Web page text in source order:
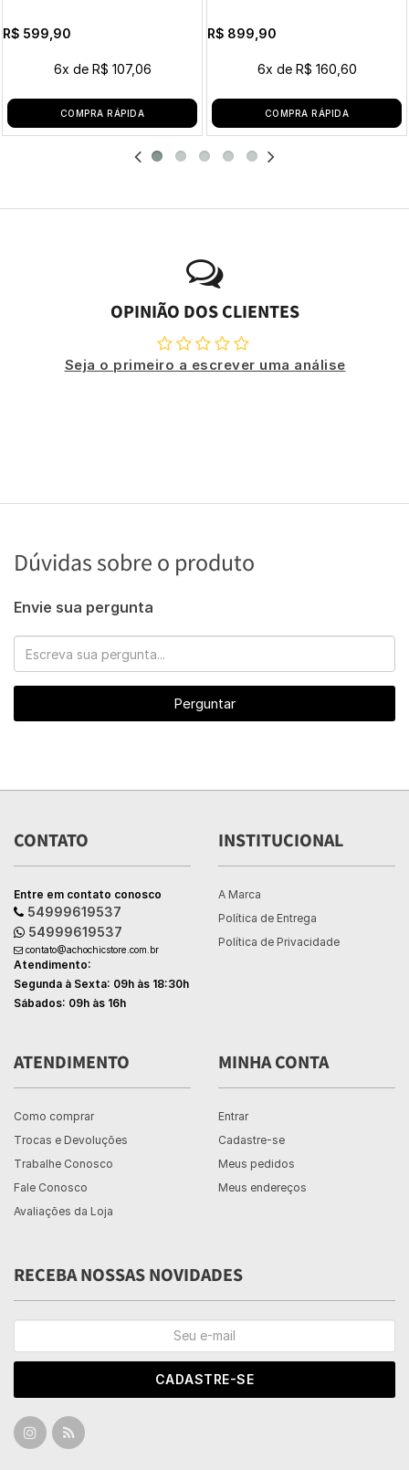
R$ 599,90
6x de R$ 107,06
COMPRA RÁPIDA
R$ 899,90
6x de R$ 160,60
COMPRA RÁPIDA
OPINIÃO DOS CLIENTES
Seja o primeiro a escrever uma análise
Dúvidas sobre o produto
Envie sua pergunta
Perguntar
CONTATO
Entre em contato conosco
54999619537
54999619537
contato@achochicstore.com.br
Atendimento:
Segunda à Sexta: 09h às 18:30h
Sábados: 09h às 16h
INSTITUCIONAL
A Marca
Política de Entrega
Política de Privacidade
ATENDIMENTO
Como comprar
Trocas e Devoluções
Trabalhe Conosco
Fale Conosco
Avaliações da Loja
MINHA CONTA
Entrar
Cadastre-se
Meus pedidos
Meus endereços
RECEBA NOSSAS NOVIDADES
CADASTRE-SE